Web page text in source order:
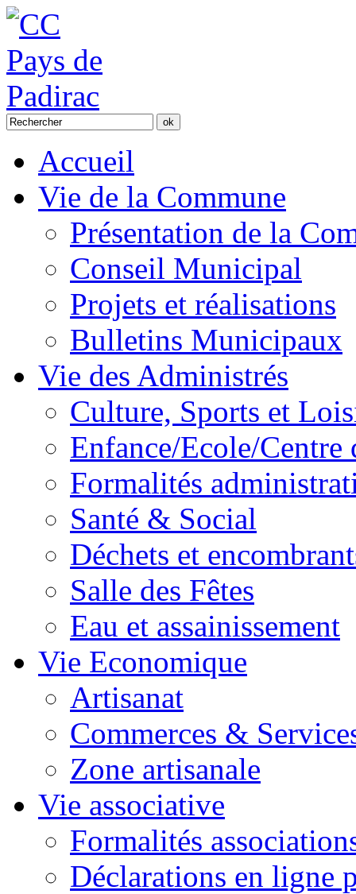
Accueil
Vie de la Commune
Présentation de la
Conseil Municipal
Projets et réalisations
Bulletins Municipaux
Vie des Administrés
Culture, Sports et
Enfance/Ecole/Centre
Formalités
Santé & Social
Déchets et
Salle des Fêtes
Eau et assainissement
Vie Economique
Artisanat
Commerces &
Zone artisanale
Vie associative
Formalités
Déclarations en ligne